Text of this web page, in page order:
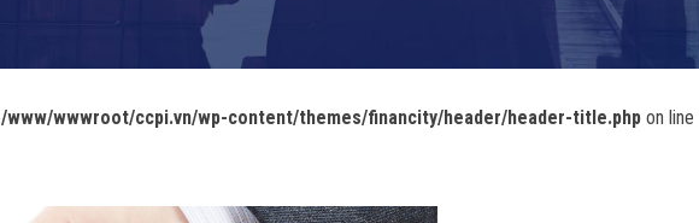
/www/wwwroot/ccpi.vn/wp-content/themes/financity/header/header-title.php on line